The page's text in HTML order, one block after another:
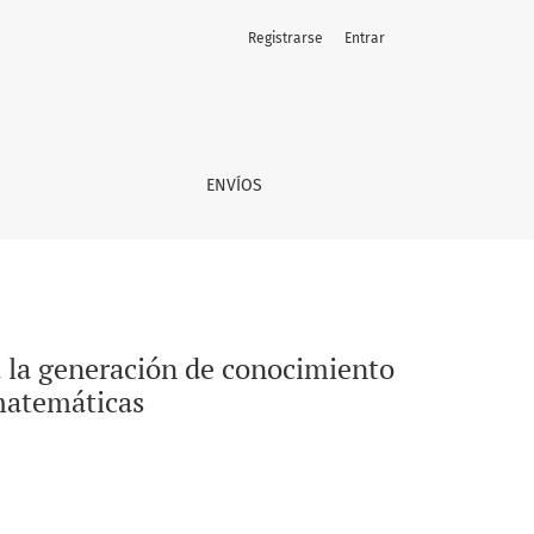
en la formación y apoyo a profesoras(es) de
ENVÍOS
Registrarse Entrar
generación de conocimiento